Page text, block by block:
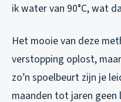
ik water van 90°C, wat
Het mooie van deze
verstopping oplost,
zo’n spoelbeurt zijn je
maanden tot jaren geen